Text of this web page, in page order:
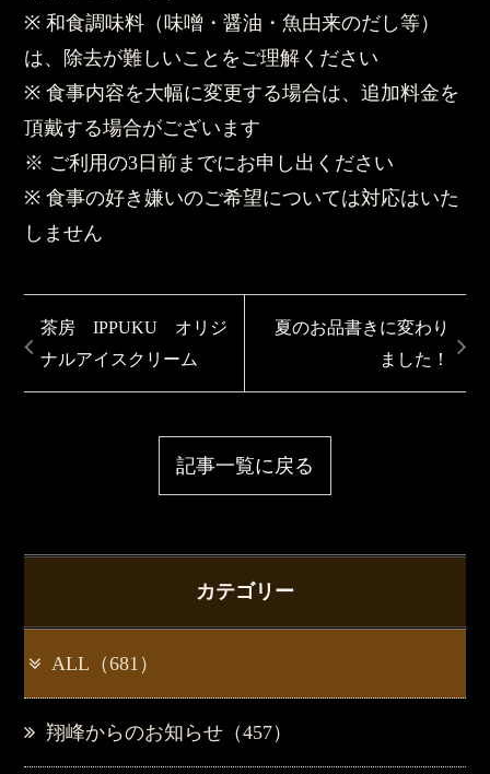
※ 和食調味料（味噌・醤油・魚由来のだし等）
は、除去が難しいことをご理解ください
※ 食事内容を大幅に変更する場合は、追加料金を
頂戴する場合がございます
※ ご利用の3日前までにお申し出ください
※ 食事の好き嫌いのご希望については対応はいた
しません
茶房 IPPUKU オリジ
ナルアイスクリーム
夏のお品書きに変わり
ました！
記事一覧に戻る
カテゴリー
ALL（681）
翔峰からのお知らせ（457）